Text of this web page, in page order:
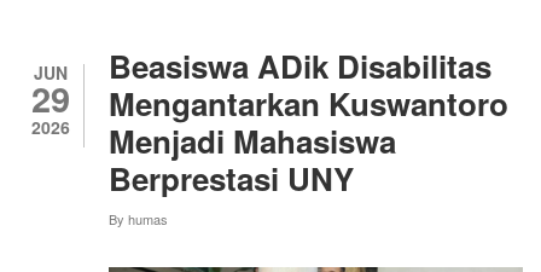
MENANGKAP
PELUANG
KARIER
DI
INDUSTRI
WELLNESS
MELALUI
JUN
29
2026
Beasiswa ADik Disabilitas
Mengantarkan Kuswantoro
Menjadi Mahasiswa
Berprestasi UNY
By humas